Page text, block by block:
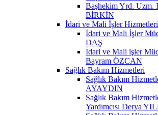
Başhekim Yrd. Uzm.
BİRKİN
İdari ve Mali İşler Hizmetleri
İdari ve Mali İşler
DAŞ
İdari ve Mali işler
Bayram ÖZCAN
Sağlık Bakım Hizmetleri
Sağlık Bakım
AYAYDIN
Sağlık Bakım
Yardımcısı Derya